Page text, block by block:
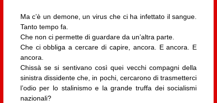
Ma c’è un demone, un virus che ci ha infettato il sangue.
Tanto tempo fa.
Che non ci permette di guardare da un’altra parte.
Che ci obbliga a cercare di capire, ancora. E ancora. E
ancora.
Chissà se si sentivano così quei vecchi compagni della
sinistra dissidente che, in pochi, cercarono di trasmetterci
l’odio per lo stalinismo e la grande truffa dei socialismi
nazionali?